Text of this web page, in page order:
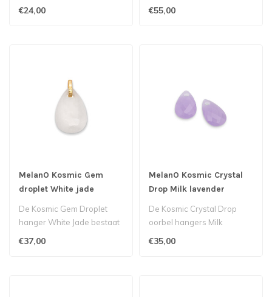
€24,00 €55,00
MelanO Kosmic Gem
droplet White jade
De Kosmic Gem Droplet
hanger White Jade bestaat
€37,00
MelanO Kosmic Crystal
Drop Milk lavender
De Kosmic Crystal Drop
oorbel hangers Milk
€35,00